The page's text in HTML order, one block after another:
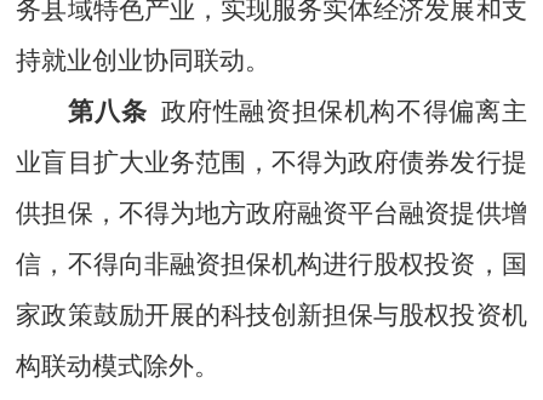
务县域特色产业，实现服务实体经济发展和支
持就业创业协同联动。
第八条 政府性融资担保机构不得偏离主
业盲目扩大业务范围，不得为政府债券发行提
供担保，不得为地方政府融资平台融资提供增
信，不得向非融资担保机构进行股权投资，国
家政策鼓励开展的科技创新担保与股权投资机
构联动模式除外。